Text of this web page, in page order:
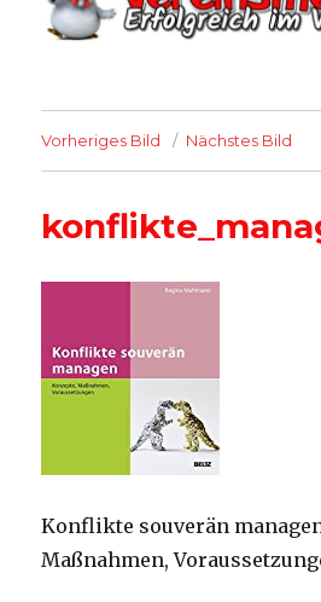
Vorheriges Bild Nächstes Bild
Konflikte souverän
Maßnahmen,